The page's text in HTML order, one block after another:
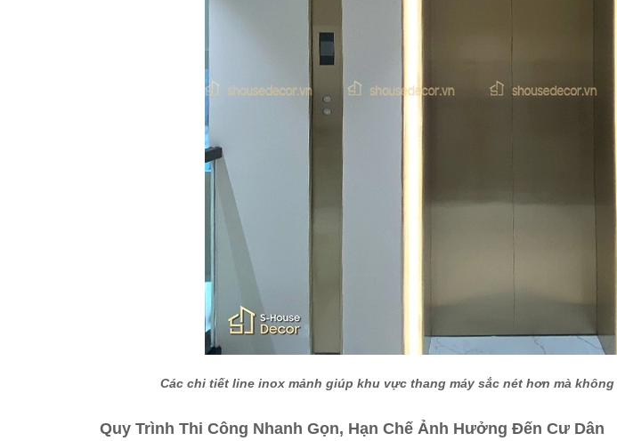
Các chi tiết line inox mảnh giúp khu vực thang máy sắc nét hơn mà
Quy Trình Thi Công Nhanh Gọn, Hạn Chế Ảnh Hưởng Đến Cư Dân